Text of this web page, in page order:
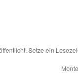
Setze ein